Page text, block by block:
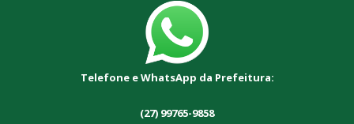
Telefone e WhatsApp da Prefeitura:
(27) 99765-9858